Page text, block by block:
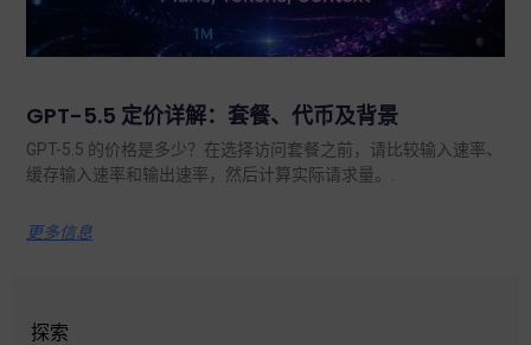
GPT-5.5 定价详解：套餐、代币及背景
GPT-5.5 的价格是多少？在选择访问套餐之前，请比较输入速率、
缓存输入速率和输出速率，然后计算实际请求量。.
更多信息
探索